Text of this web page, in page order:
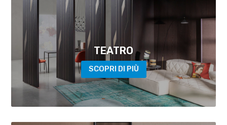
TEATRO
SCOPRI DI PIÙ